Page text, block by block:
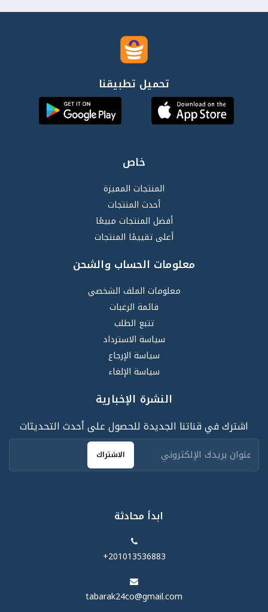
تحميل تطبيقنا
خاص
المنتجات المميزة
أحدث المنتجات
أفضل المنتجات مبيعًا
أعلى تقييمًا المنتجات
معلومات الحساب والشحن
معلومات الملف الشخصي
قائمة الرغبات
تتبع الطلب
سياسة الاسترداد
سياسة الإرجاع
سياسة الإلغاء
النشرة الإخبارية
اشترك في قناتنا الجديدة للحصول على أحدث التحديثات
الاشتراك
ابدأ محادثة
‪+201013536883‬
tabarak24co@gmail.com